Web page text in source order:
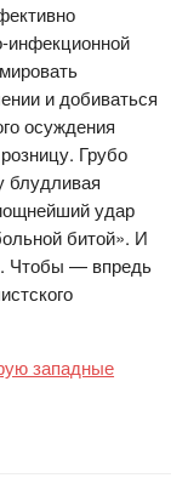
инфекционной
и добиваться
осуждения
Грубо
блудливая
удар
битой». И
Чтобы — впредь
западные